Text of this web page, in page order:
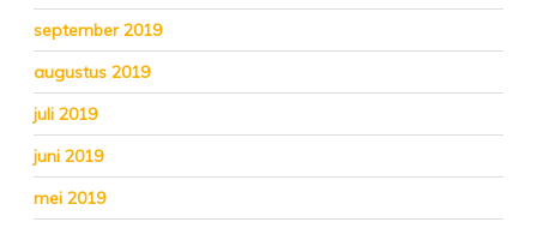
september 2019
augustus 2019
juli 2019
juni 2019
mei 2019